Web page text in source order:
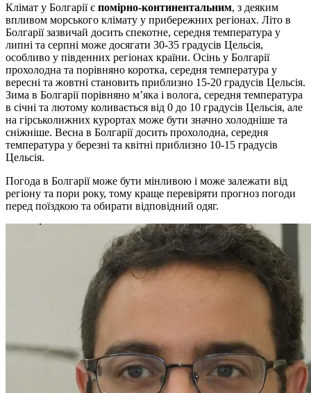
Клімат у Болгарії є помірно-континентальним, з деяким
впливом морського клімату у прибережних регіонах. Літо в
Болгарії зазвичай досить спекотне, середня температура у
липні та серпні може досягати 30-35 градусів Цельсія,
особливо у південних регіонах країни. Осінь у Болгарії
прохолодна та порівняно коротка, середня температура у
вересні та жовтні становить приблизно 15-20 градусів Цельсія.
Зима в Болгарії порівняно м’яка і волога, середня температура
в січні та лютому коливається від 0 до 10 градусів Цельсія, але
на гірськолижних курортах може бути значно холодніше та
сніжніше. Весна в Болгарії досить прохолодна, середня
температура у березні та квітні приблизно 10-15 градусів
Цельсія.
Погода в Болгарії може бути мінливою і може залежати від
регіону та пори року, тому краще перевіряти прогноз погоди
перед поїздкою та обирати відповідний одяг.